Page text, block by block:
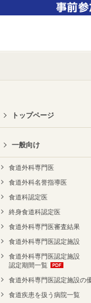
トップページ
一般向け
食道外科専門医
食道外科名誉指導医
食道科認定医
終身食道科認定医
食道外科専門医審査結果
食道外科専門医認定施設
食道外科専門医認定施設
認定期間一覧
食道外科専門医認定施設の
食道疾患を扱う病院一覧